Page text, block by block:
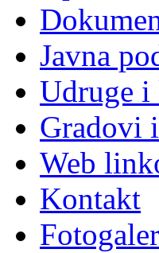
Javna
Udruge
Gradovi
Web
Kontakt